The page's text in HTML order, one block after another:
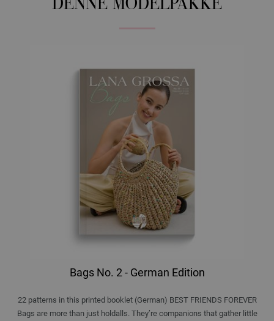
DENNE MODELPAKKE
Bags No. 2 - German Edition
22 patterns in this printed booklet (German) BEST FRIENDS FOREVER
Bags are more than just holdalls. They’re companions that gather little